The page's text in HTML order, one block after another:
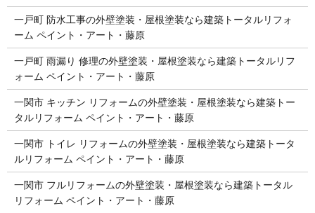
一戸町 防水工事の外壁塗装・屋根塗装なら建築トータルリフォ
ーム ペイント・アート・藤原
一戸町 雨漏り 修理の外壁塗装・屋根塗装なら建築トータルリフ
ォーム ペイント・アート・藤原
一関市 キッチン リフォームの外壁塗装・屋根塗装なら建築トー
タルリフォーム ペイント・アート・藤原
一関市 トイレ リフォームの外壁塗装・屋根塗装なら建築トータ
ルリフォーム ペイント・アート・藤原
一関市 フルリフォームの外壁塗装・屋根塗装なら建築トータル
リフォーム ペイント・アート・藤原